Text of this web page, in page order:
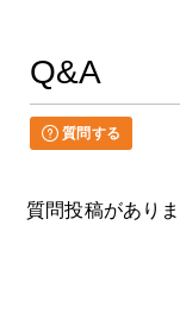
Q&A
質問する
質問投稿があり